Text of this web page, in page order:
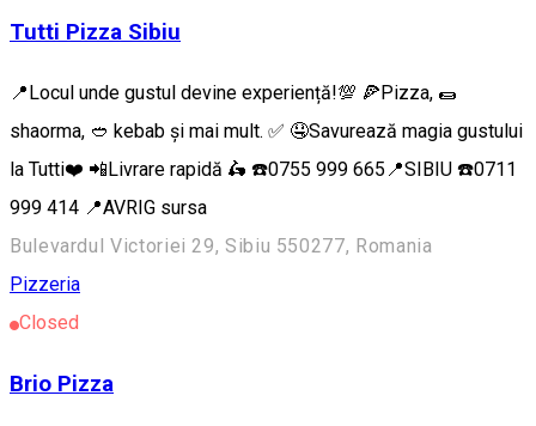
Tutti Pizza Sibiu
📍Locul unde gustul devine experiență!💯 🍕Pizza, 🌯
shaorma, 🥙 kebab și mai mult. ✅ 🤤Savurează magia gustului
la Tutti❤️ 📲Livrare rapidă 🛵 ☎️0755 999 665📍SIBIU ☎️0711
999 414 📍AVRIG sursa
Bulevardul Victoriei 29, Sibiu 550277, Romania
Pizzeria
Closed
Brio Pizza